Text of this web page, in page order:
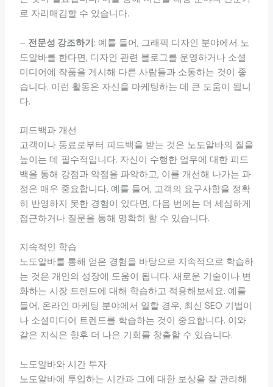
로 자리매김할 수 있습니다.
– 전문성 강조하기 : 예를 들어, 그래픽 디자인 분야에서 노
도알바를 한다면, 디자인 관련 블로그를 운영하거나 소셜
미디어에 작품을 게시해 다른 사람들과 소통하는 것이 좋
습니다. 이런 활동은 자신을 마케팅하는 데 큰 도움이 됩니
다.
피드백과 개선
고객이나 동료로부터 피드백을 받는 것은 노도알바의 질을
높이는 데 필수적입니다. 자신이 수행한 업무에 대한 피드
백을 통해 강점과 약점을 파악하고, 이를 개선해 나가는 과
정은 매우 중요합니다. 예를 들어, 고객의 요구사항을 정확
히 반영하지 못한 경험이 있다면, 다음 번에는 더 세심하게
접근하거나 질문을 통해 명확히 할 수 있습니다.
지속적인 학습
노도알바를 통해 얻은 경험을 바탕으로 지속적으로 학습하
는 것은 개인의 성장에 도움이 됩니다. 새로운 기술이나 변
화하는 시장 트렌드에 대해 학습하고 적용해보세요. 예를
들어, 온라인 마케팅 분야에서 일할 경우, 최신 SEO 기법이
나 소셜미디어 트렌드를 학습하는 것이 중요합니다. 이와
같은 지식은 향후 더 나은 기회를 창출할 수 있습니다.
노도알바와 시간 투자
노도알바에 투입하는 시간과 그에 대한 보상을 잘 관리해